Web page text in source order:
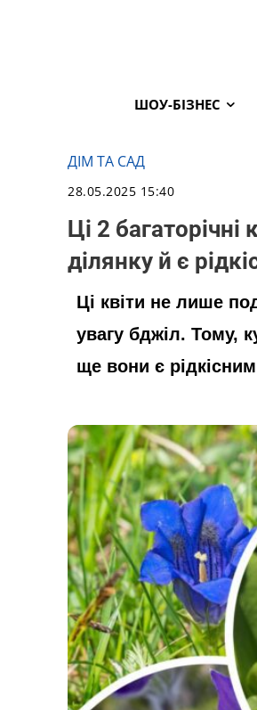
ШОУ-БІЗНЕС
ДІМ ТА САД
28.05.2025 15:40
Ці 2
ділянку й є
Ці квіти не лише
увагу бджіл. Тому,
ще вони є